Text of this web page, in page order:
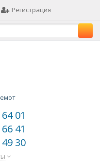
Регистрация
01
41
30